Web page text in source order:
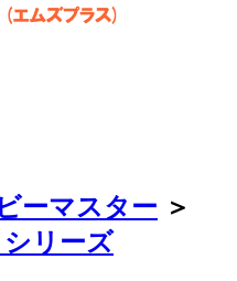
ーマスター ＞
リーズ